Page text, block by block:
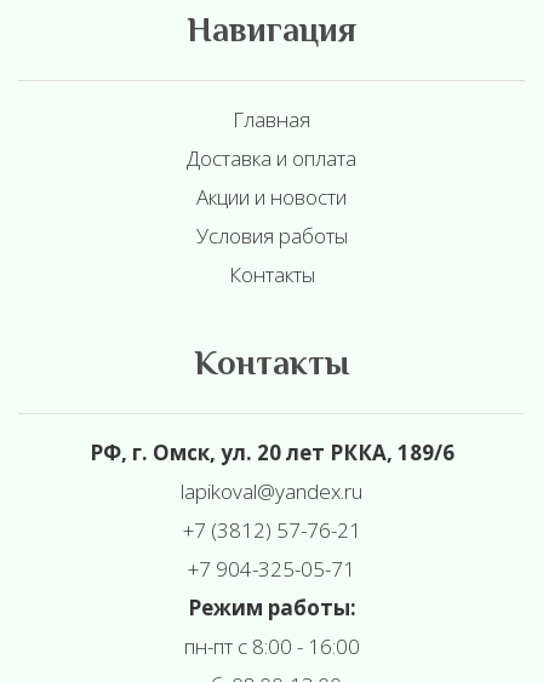
Навигация
Главная
Доставка и оплата
Акции и новости
Условия работы
Контакты
Контакты
РФ, г. Омск, ул. 20 лет РККА, 189/6
lapikoval@yandex.ru
+7 (3812) 57-76-21
+7 904-325-05-71
Режим работы:
пн-пт с 8:00 - 16:00